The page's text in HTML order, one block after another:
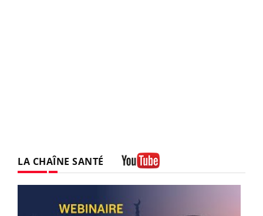
LA CHAÎNE SANTÉ